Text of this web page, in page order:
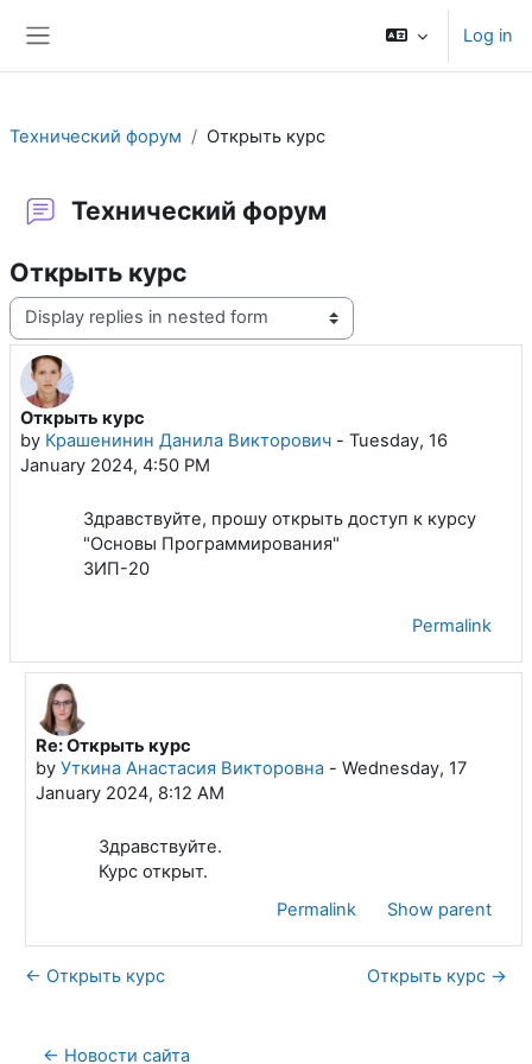
Log in
Технический форум Открыть курс
Технический форум
Открыть курс
Display mode
Открыть курс
by Крашенинин Данила Викторович - Tuesday, 16
January 2024, 4:50 PM
Number of replies: 1
Здравствуйте, прошу открыть доступ к курсу
"Основы Программирования"
ЗИП-20
Permalink
In reply to Крашенинин Данила Викторович
Re: Открыть курс
by Уткина Анастасия Викторовна- Wednesday, 17
January 2024, 8:12 AM
Здравствуйте.
Курс открыт.
Permalink
Show parent
← Открыть курс Открыть курс →
← Новости сайта